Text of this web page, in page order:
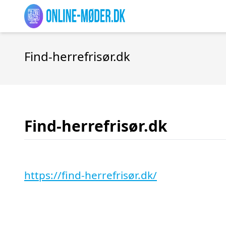
Find-herrefrisør.dk
Find-herrefrisør.dk
https://find-herrefrisør.dk/